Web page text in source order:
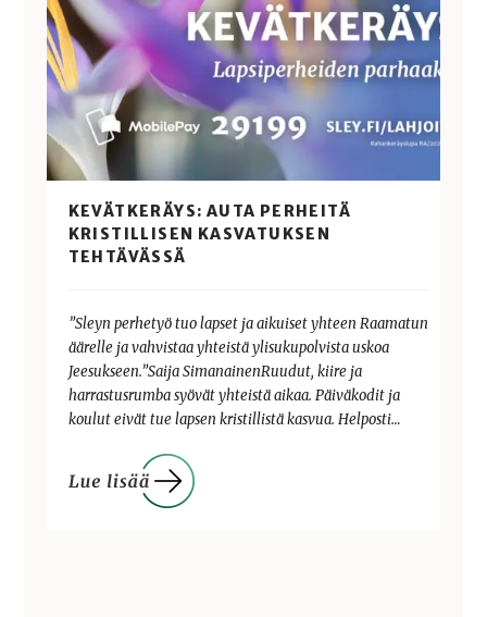
KEVÄTKERÄYS: AUTA PERHEITÄ
KRISTILLISEN KASVATUKSEN
TEHTÄVÄSSÄ
”Sleyn perhetyö tuo lapset ja aikuiset yhteen Raamatun
äärelle ja vahvistaa yhteistä ylisukupolvista uskoa
Jeesukseen.”Saija SimanainenRuudut, kiire ja
harrastusrumba syövät yhteistä aikaa. Päiväkodit ja
koulut eivät tue lapsen kristillistä kasvua. Helposti…